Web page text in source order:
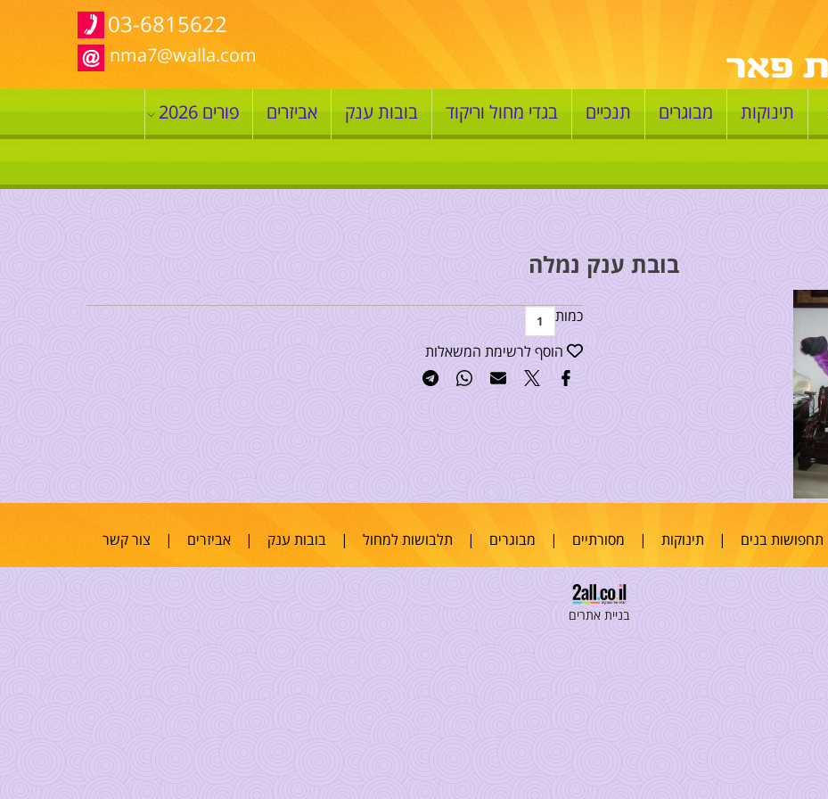
03-6815622
nma7@walla.com
תינוקות מבוגרים תנכיים בגדי מחול וריקוד בובות ענק אביזרים פורים 2026
בובת ענק נמלה
כמות
הוסף לרשימת המשאלות
תחפושות בנים | תינוקות | מסורתיים | מבוגרים | תלבושות למחול | בובות ענק | אביזרים | צור קשר
בניית אתרים